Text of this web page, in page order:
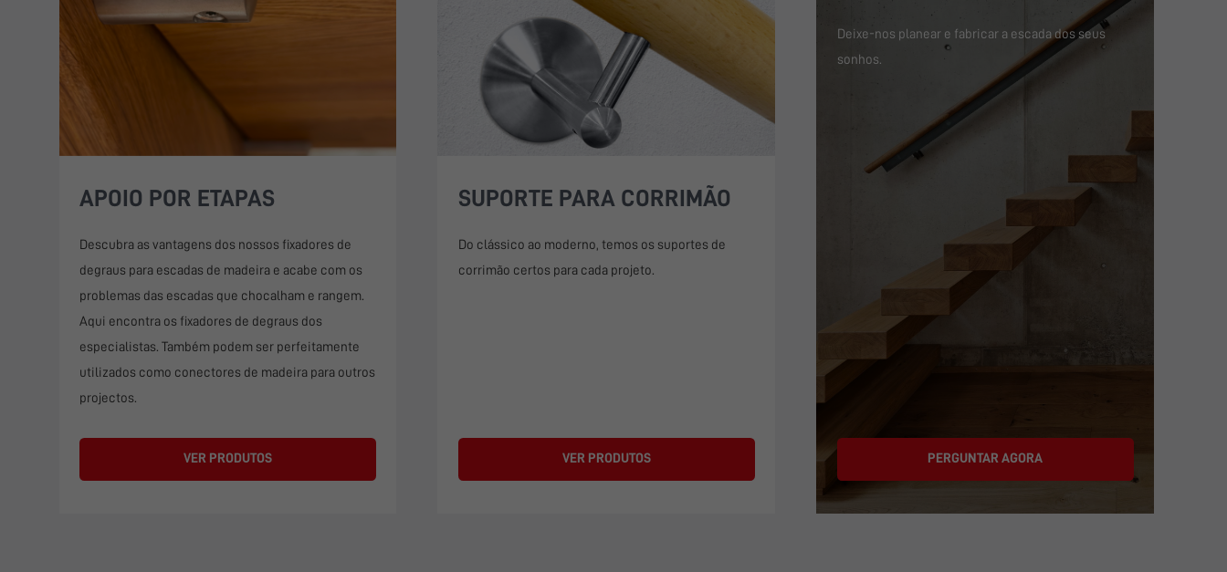
APOIO POR ETAPAS
Descubra as vantagens dos nossos fixadores de
degraus para escadas de madeira e acabe com os
problemas das escadas que chocalham e rangem.
Aqui encontra os fixadores de degraus dos
especialistas. Também podem ser perfeitamente
utilizados como conectores de madeira para outros
projectos.
VER PRODUTOS
SUPORTE PARA CORRIMÃO
Do clássico ao moderno, temos os suportes de
corrimão certos para cada projeto.
VER PRODUTOS
Deixe-nos planear e fabricar a escada dos seus
sonhos.
PERGUNTAR AGORA